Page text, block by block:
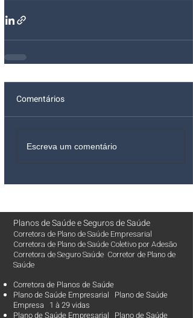
Comentários
Escreva um comentário
Planos de SaúdeeSeguros de Saúde
Corretora de Plano de Saúde Empresarial
Corretora de Plano de Saúde Coletivo por Adesão
Corretora de Seguro Saúde Corretor de Plano de
Saúde
Corretora de Planos de Saúde
Plano de Saúde Empresarial Plano de Saúde
Empresa 1 à 29 vidas
Plano de Saúde Empresarial Plano de Saúde